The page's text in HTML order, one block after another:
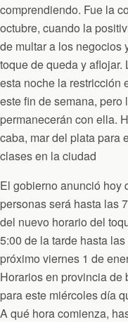
comprendiendo. Fue la
octubre, cuando la
de multar a los negocios
toque de queda y
esta noche la restricción
este fin de semana,
permanecerán con ella.
caba, mar del plata para
clases en la ciudad
El gobierno anunció hoy
personas será hasta las
del nuevo horario del
5:00 de la tarde hasta
próximo viernes 1 de
Horarios en provincia de
para este miércoles día
A qué hora comienza,